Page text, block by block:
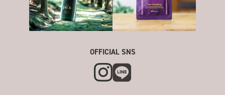
OFFICIAL SNS